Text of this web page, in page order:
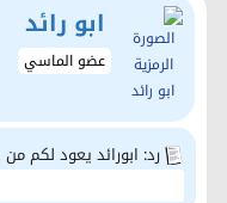
ابو رائد
عضو الماسي
رد: ابورائد يعود لكم